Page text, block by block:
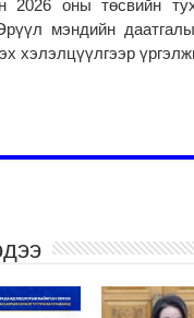
2026 оны төсвийн
мэндийн
хэлэлцүүлгээр